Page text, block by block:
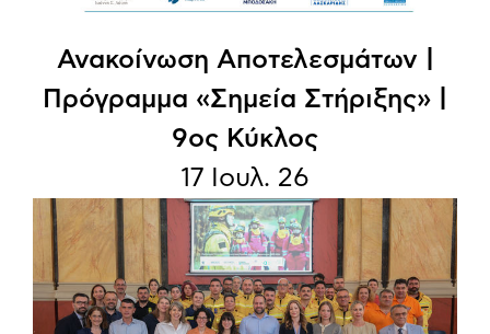
Ανακοίνωση Aποτελεσμάτων |
Πρόγραμμα «Σημεία Στήριξης» |
9ος Κύκλος
17 Ιουλ. 26